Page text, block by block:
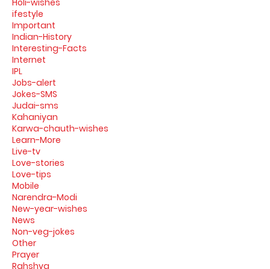
ifestyle
Important
Indian-History
Interesting-Facts
Internet
IPL
Jobs-alert
Jokes-SMS
Judai-sms
Kahaniyan
Karwa-chauth-wishes
Learn-More
Live-tv
Love-stories
Love-tips
Mobile
Narendra-Modi
New-year-wishes
News
Non-veg-jokes
Other
Prayer
Rahshya